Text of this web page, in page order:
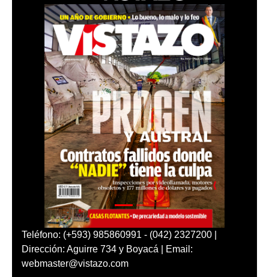
Teléfono: (+593) 985860991 - (042) 2327200 |
Dirección: Aguirre 734 y Boyacá | Email:
webmaster@vistazo.com